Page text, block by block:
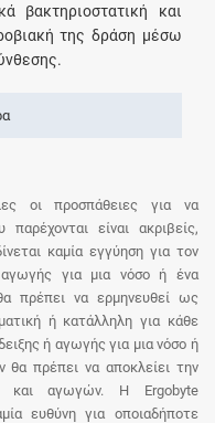
βακτηριοστατική και
της δράση μέσω
οι προσπάθειες για να
είναι ακριβείς,
καμία εγγύηση για τον
για μια νόσο ή ένα
πρέπει να ερμηνευθεί ως
ή κατάλληλη για κάθε
ή αγωγής για μια νόσο ή
πρέπει να αποκλείει την
και αγωγών. Η Ergobyte
ευθύνη για οποιαδήποτε